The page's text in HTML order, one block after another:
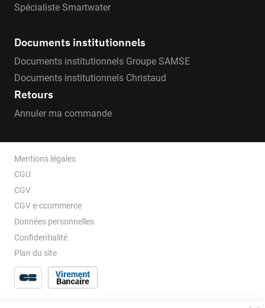
Spécialiste Smartwater
Documents institutionnels
Documents institutionnels Groupe SAMSE
Documents institutionnels Christaud
Retours
Annuler ma commande
Mentions légales
CGU
CGV
CGV e-ccommerce
Données personnelles
Confidentialité
Plan du site